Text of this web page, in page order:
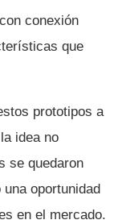
conexión
que
prototipos a
idea no
se quedaron
oportunidad
en el mercado.